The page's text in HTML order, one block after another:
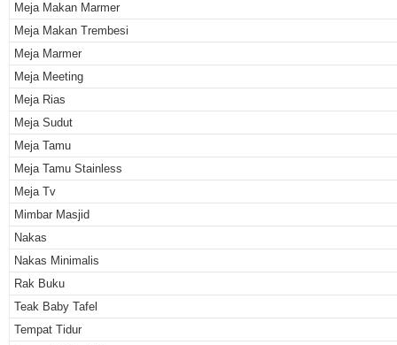
Meja Makan Marmer
Meja Makan Trembesi
Meja Marmer
Meja Meeting
Meja Rias
Meja Sudut
Meja Tamu
Meja Tamu Stainless
Meja Tv
Mimbar Masjid
Nakas
Nakas Minimalis
Rak Buku
Teak Baby Tafel
Tempat Tidur